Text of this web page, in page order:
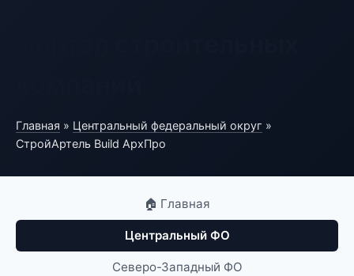
Главная » Центральный федеральный округ »
СтройАртель Build АрхПро
🏠 Главная
Центральный ФО
Северо-Западный ФО